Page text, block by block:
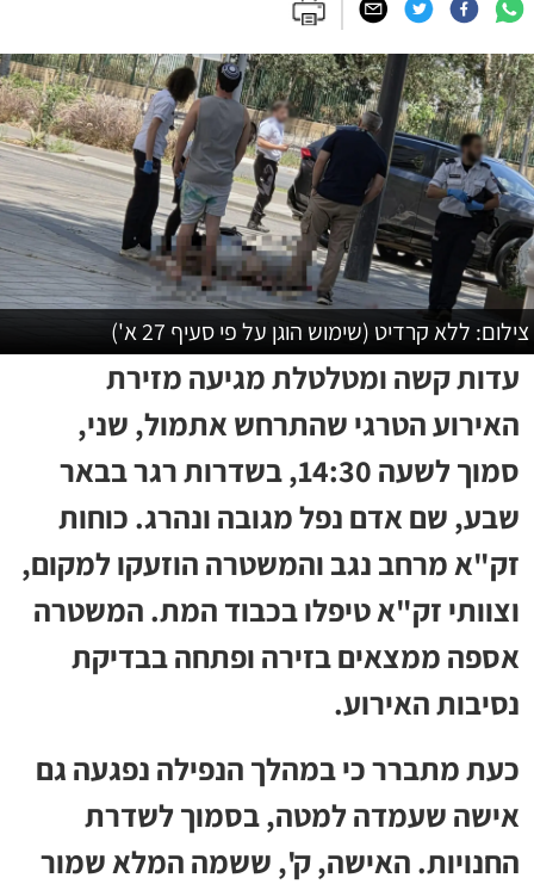
צילום: ללא קרדיט (שימוש הוגן על פי סעיף 27 א')
עדות קשה ומטלטלת מגיעה מזירת
האירוע הטרגי שהתרחש אתמול, שני,
סמוך לשעה 14:30, בשדרות רגר בבאר
שבע, שם אדם נפל מגובה ונהרג. כוחות
זק"א מרחב נגב והמשטרה הוזעקו למקום,
וצוותי זק"א טיפלו בכבוד המת. המשטרה
אספה ממצאים בזירה ופתחה בבדיקת
נסיבות האירוע.
כעת מתברר כי במהלך הנפילה נפגעה גם
אישה שעמדה למטה, בסמוך לשדרת
החנויות. האישה, ק', ששמה המלא שמור